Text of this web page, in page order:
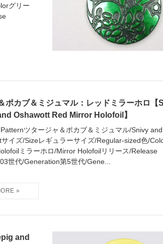
グリー
ポカブ＆ミジュマル：レッドミラーホロ【
Oshawott Red Mirror Holofoil】
ツタージャ＆ポカブ＆ミジュマル/Snivy
イズ/Sizeレギュラーサイズ/Regular-sized色/
ミラーホロ/Mirror Holofoilリリース/Release
世代/Generation第5世代/Gene...
and